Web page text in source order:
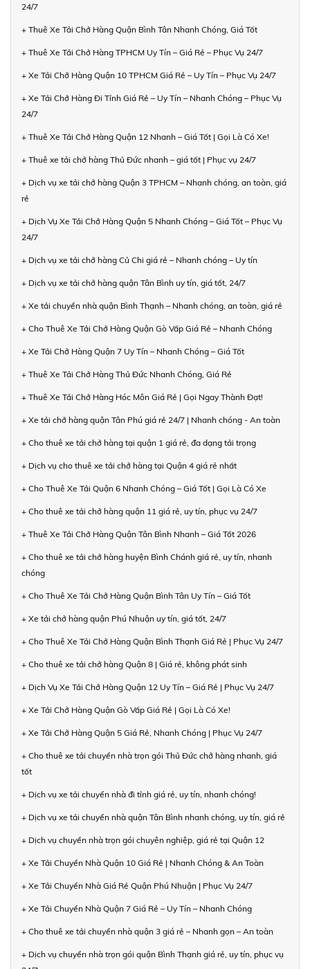
24/7
+ Thuê Xe Tải Chở Hàng Quận Bình Tân Nhanh Chóng, Giá Tốt
+ Thuê Xe Tải Chở Hàng TPHCM Uy Tín – Giá Rẻ – Phục Vụ 24/7
+ Xe Tải Chở Hàng Quận 10 TPHCM Giá Rẻ – Uy Tín – Phục Vụ 24/7
+ Xe Tải Chở Hàng Đi Tỉnh Giá Rẻ – Uy Tín – Nhanh Chóng – Phục Vụ
24/7
+ Thuê Xe Tải Chở Hàng Quận 12 Nhanh – Giá Tốt | Gọi Là Có Xe!
+ Thuê xe tải chở hàng Thủ Đức nhanh – giá tốt | Phục vụ 24/7
+ Dịch vụ xe tải chở hàng Quận 3 TPHCM – Nhanh chóng, an toàn, giá
rẻ
+ Dịch Vụ Xe Tải Chở Hàng Quận 5 Nhanh Chóng – Giá Tốt – Phục Vụ
24/7
+ Dịch vụ xe tải chở hàng Củ Chi giá rẻ – Nhanh chóng – Uy tín
+ Dịch vụ xe tải chở hàng quận Tân Bình uy tín, giá tốt, 24/7
+ Xe tải chuyển nhà quận Bình Thạnh – Nhanh chóng, an toàn, giá rẻ
+ Cho Thuê Xe Tải Chở Hàng Quận Gò Vấp Giá Rẻ – Nhanh Chóng
+ Xe Tải Chở Hàng Quận 7 Uy Tín – Nhanh Chóng – Giá Tốt
+ Thuê Xe Tải Chở Hàng Thủ Đức Nhanh Chóng, Giá Rẻ
+ Thuê Xe Tải Chở Hàng Hóc Môn Giá Rẻ | Gọi Ngay Thành Đạt!
+ Xe tải chở hàng quận Tân Phú giá rẻ 24/7 | Nhanh chóng - An toàn
+ Cho thuê xe tải chở hàng tại quận 1 giá rẻ, đa dạng tải trọng
+ Dịch vụ cho thuê xe tải chở hàng tại Quận 4 giá rẻ nhất
+ Cho Thuê Xe Tải Quận 6 Nhanh Chóng – Giá Tốt | Gọi Là Có Xe
+ Cho thuê xe tải chở hàng quận 11 giá rẻ, uy tín, phục vụ 24/7
+ Thuê Xe Tải Chở Hàng Quận Tân Bình Nhanh – Giá Tốt 2026
+ Cho thuê xe tải chở hàng huyện Bình Chánh giá rẻ, uy tín, nhanh
chóng
+ Cho Thuê Xe Tải Chở Hàng Quận Bình Tân Uy Tín – Giá Tốt
+ Xe tải chở hàng quận Phú Nhuận uy tín, giá tốt, 24/7
+ Cho Thuê Xe Tải Chở Hàng Quận Bình Thạnh Giá Rẻ | Phục Vụ 24/7
+ Cho thuê xe tải chở hàng Quận 8 | Giá rẻ, không phát sinh
+ Dịch Vụ Xe Tải Chở Hàng Quận 12 Uy Tín – Giá Rẻ | Phục Vụ 24/7
+ Xe Tải Chở Hàng Quận Gò Vấp Giá Rẻ | Gọi Là Có Xe!
+ Xe Tải Chở Hàng Quận 5 Giá Rẻ, Nhanh Chóng | Phục Vụ 24/7
+ Cho thuê xe tải chuyển nhà trọn gói Thủ Đức chở hàng nhanh, giá
tốt
+ Dịch vụ xe tải chuyển nhà đi tỉnh giá rẻ, uy tín, nhanh chóng!
+ Dịch vụ xe tải chuyển nhà quận Tân Bình nhanh chóng, uy tín, giá rẻ
+ Dịch vụ chuyển nhà trọn gói chuyên nghiệp, giá rẻ tại Quận 12
+ Xe Tải Chuyển Nhà Quận 10 Giá Rẻ | Nhanh Chóng & An Toàn
+ Xe Tải Chuyển Nhà Giá Rẻ Quận Phú Nhuận | Phục Vụ 24/7
+ Xe Tải Chuyển Nhà Quận 7 Giá Rẻ – Uy Tín – Nhanh Chóng
+ Cho thuê xe tải chuyển nhà quận 3 giá rẻ – Nhanh gọn – An toàn
+ Dịch vụ chuyển nhà trọn gói quận Bình Thạnh giá rẻ, uy tín, phục vụ